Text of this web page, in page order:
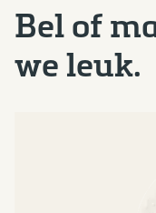
Bel of
we leuk.